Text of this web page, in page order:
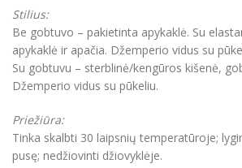
Stilius:
Be gobtuvo – pakietinta apykaklė. Su
apykaklė ir apačia. Džemperio vidus su
Su gobtuvu – sterblinė/kengūros kišenė,
Džemperio vidus su pūkeliu.
Priežiūra:
Tinka skalbti 30 laipsnių temperatūroje;
pusę; nedžiovinti džiovyklėje.